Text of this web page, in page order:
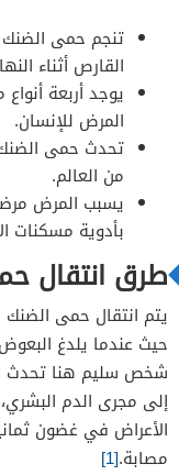
تنجم حمى
القارص أثناء
يوجد أربعة
المرض للإنسان.
تحدث حمى الضنك
من العالم.
يسبب المرض
بأدوية مسكنات
طرق انتقال
يتم انتقال حمى
حيث عندما يلدغ
شخص سليم هنا تحدث
إلى مجرى الدم
الأعراض في غضون
مصابة.[1]